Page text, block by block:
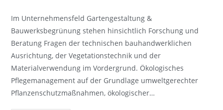
Im Unternehmensfeld Gartengestaltung &
Bauwerksbegrünung stehen hinsichtlich Forschung und
Beratung Fragen der technischen bauhandwerklichen
Ausrichtung, der Vegetationstechnik und der
Materialverwendung im Vordergrund. Ökologisches
Pflegemanagement auf der Grundlage umweltgerechter
Pflanzenschutzmaßnahmen, ökologischer…